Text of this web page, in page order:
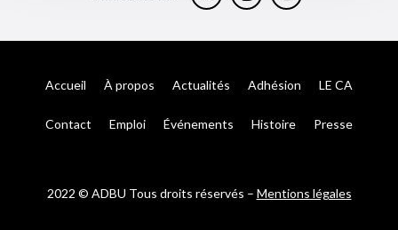
Accueil À propos Actualités Adhésion LE CA
Contact Emploi Événements Histoire Presse
2022 © ADBU Tous droits réservés – Mentions légales